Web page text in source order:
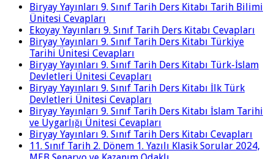
Biryay Yayınları 9. Sınıf Tarih Ders Kitabı Tarih Bilimi
Ünitesi Cevapları
Ekoyay Yayınları 9. Sınıf Tarih Ders Kitabı Cevapları
Biryay Yayınları 9. Sınıf Tarih Ders Kitabı Türkiye
Tarihi Ünitesi Cevapları
Biryay Yayınları 9. Sınıf Tarih Ders Kitabı Türk-İslam
Devletleri Ünitesi Cevapları
Biryay Yayınları 9. Sınıf Tarih Ders Kitabı İlk Türk
Devletleri Ünitesi Cevapları
Biryay Yayınları 9. Sınıf Tarih Ders Kitabı İslam Tarihi
ve Uygarlığı Ünitesi Cevapları
Biryay Yayınları 9. Sınıf Tarih Ders Kitabı Cevapları
11. Sınıf Tarih 2. Dönem 1. Yazılı Klasik Sorular 2024,